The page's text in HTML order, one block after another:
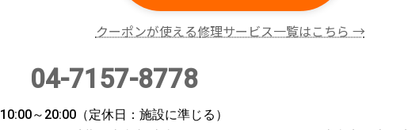
クーポンが使える修理サービス一覧はこちら →
04-7157-8778
10:00～20:00（定休日：施設に準じる）